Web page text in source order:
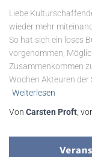
Liebe
wieder mehr
So hat sich ein loses
vorgenommen,
Zusammenkommen
Wochen Akteuren
Weiterlesen
Von Carsten Proft, vor